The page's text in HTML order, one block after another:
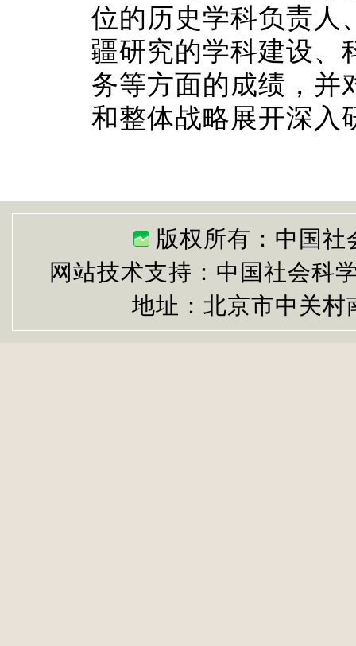
位的历史学科负责人
疆研究的学科建设、
务等方面的成绩，并
和整体战略展开深入
版权所有：中国
网站技术支持：中国社会科
地址：北京市中关村